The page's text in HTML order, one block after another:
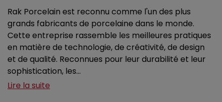
Rak Porcelain est reconnu comme l'un des plus
grands fabricants de porcelaine dans le monde.
Cette entreprise rassemble les meilleures pratiques
en matière de technologie, de créativité, de design
et de qualité. Reconnues pour leur durabilité et leur
sophistication, les...
Lire la suite